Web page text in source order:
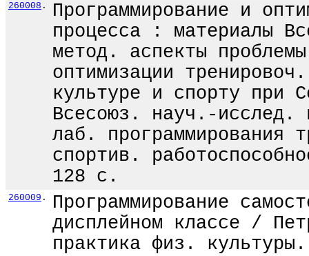
260008 .
Программирование и
процесса : материалы
метод. аспекты
оптимизации
культуре и спорту при
Всесоюз. науч.-
лаб. программирования
спортив.
128 с.
260009 .
Программирование
дисплейном классе /
практика физ.